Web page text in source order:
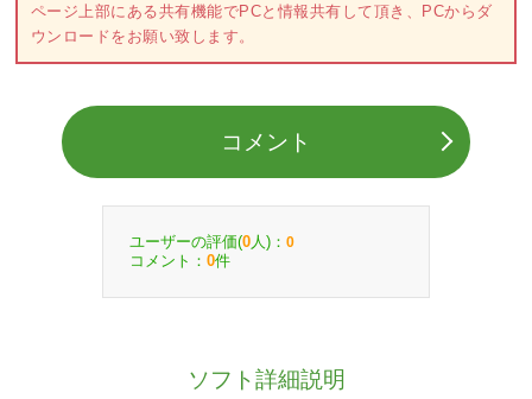
ページ上部にある共有機能でPCと情報共有して頂き、PCからダ
ウンロードをお願い致します。
コメント
ユーザーの評価(0 人)： 0
コメント： 0件
ソフト詳細説明